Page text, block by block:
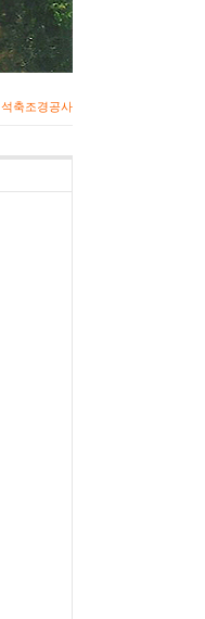
석축조경공사